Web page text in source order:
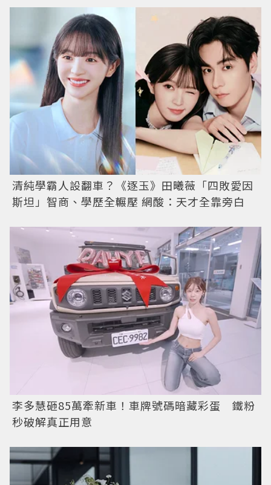
清純學霸人設翻車？《逐玉》田曦薇「四敗愛因
斯坦」智商、學歷全輾壓 網酸：天才全靠旁白
李多慧砸85萬牽新車！車牌號碼暗藏彩蛋 鐵粉
秒破解真正用意